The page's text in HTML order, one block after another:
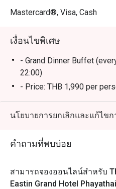
Mastercard®, Visa, Cash
เงื่อนไขพิเศษ
- Grand Dinner Buffet
22:00)
- Price: THB 1,990 per
per person)
- Splendid Sunday Brunch
- Price: THB 2,900 per
Frequently Asked
Q1: What kind of
นโยบายการยกเลิกและแก้ไขก
คำถามที่พบบ่อย
สามารถจองออนไลน์สำหรับ
Eastin Grand Hotel